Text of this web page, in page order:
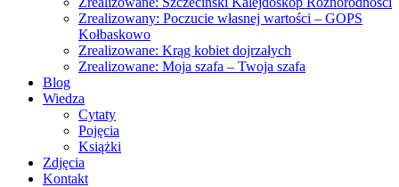
Zrealizowany: Poczucie własnej wartości – GOPS
Kołbaskowo
Zrealizowane: Krąg kobiet dojrzałych
Zrealizowane: Moja szafa – Twoja szafa
Blog
Wiedza
Cytaty
Pojęcia
Książki
Zdjęcia
Kontakt